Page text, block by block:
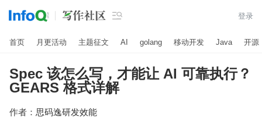
 登录
首页 月更活动 主题征文 AI golang 移动开发 Java 开源
Spec 该怎么写，才能让 AI 可靠执行？
GEARS 格式详解
作者： 思码逸研发效能